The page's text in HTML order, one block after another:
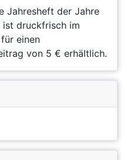
Jahresheft der Jahre
druckfrisch im
einen
von 5 € erhältlich.